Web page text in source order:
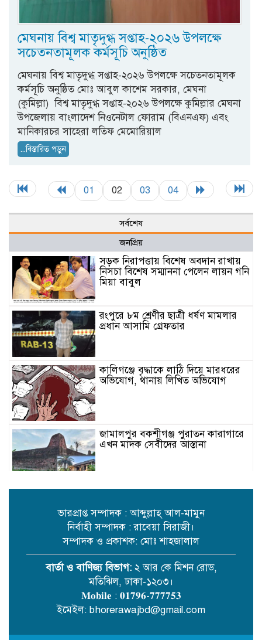
মেঘনায় বিশ্ব মাতৃদুগ্ধ সপ্তাহ-২০২৬ উপলক্ষে
সচেতনতামূলক কর্মসূচি অনুষ্ঠিত
মেঘনায় বিশ্ব মাতৃদুগ্ধ সপ্তাহ-২০২৬ উপলক্ষে সচেতনতামূলক
কর্মসূচি অনুষ্ঠিত মোঃ আবুল কাশেম সরকার, মেঘনা
(কুমিল্লা) বিশ্ব মাতৃদুগ্ধ সপ্তাহ-২০২৬ উপলক্ষে কুমিল্লার মেঘনা
উপজেলায় বাংলাদেশ নিওনেটাল ফোরাম (বিএনএফ) এবং
মানিকারচর সাহেরা লতিফ মেমোরিয়াল
...বিস্তারিত পড়ুন
01 02 03 04
সর্বশেষ
জনপ্রিয়
সড়ক নিরাপত্তায় বিশেষ অবদান রাখায়
নিসচা বিশেষ সম্মাননা পেলেন লায়ন গনি
মিয়া বাবুল
রংপুরে ৮ম শ্রেণীর ছাত্রী ধর্ষণ মামলার
প্রধান আসামি গ্রেফতার
কালিগঞ্জে বৃদ্ধাকে লাঠি দিয়ে মারধরের
অভিযোগ, থানায় লিখিত অভিযোগ
জামালপুর বকশীগঞ্জ পুরাতন কারাগারে
এখন মাদক সেবীদের আস্তানা
রেলওয়ের অবহেলায় ভোগান্তি ও ঝুঁকিতে
দুর্ভোগ
কবিতা /ছোট গল্প/ এম এম মিজান
বিদেশি ফলে দিনাজপুরের যুবক কামাল
ভারপ্রাপ্ত সম্পাদক : আব্দুল্লাহ্ আল-মামুন
নির্বাহী সম্পাদক : রাবেয়া সিরাজী।
সম্পাদক ও প্রকাশক: মোঃ শাহজালাল
বার্তা ও বাণিজ্য বিভাগ: ২ আর কে মিশন রোড,
মতিঝিল, ঢাকা-১২০৩।
𝐌𝐨𝐛𝐢𝐥𝐞 : 𝟎𝟏𝟕𝟗𝟔-𝟕𝟕𝟕𝟕𝟓𝟑
ইমেইল: bhorerawajbd@gmail.com